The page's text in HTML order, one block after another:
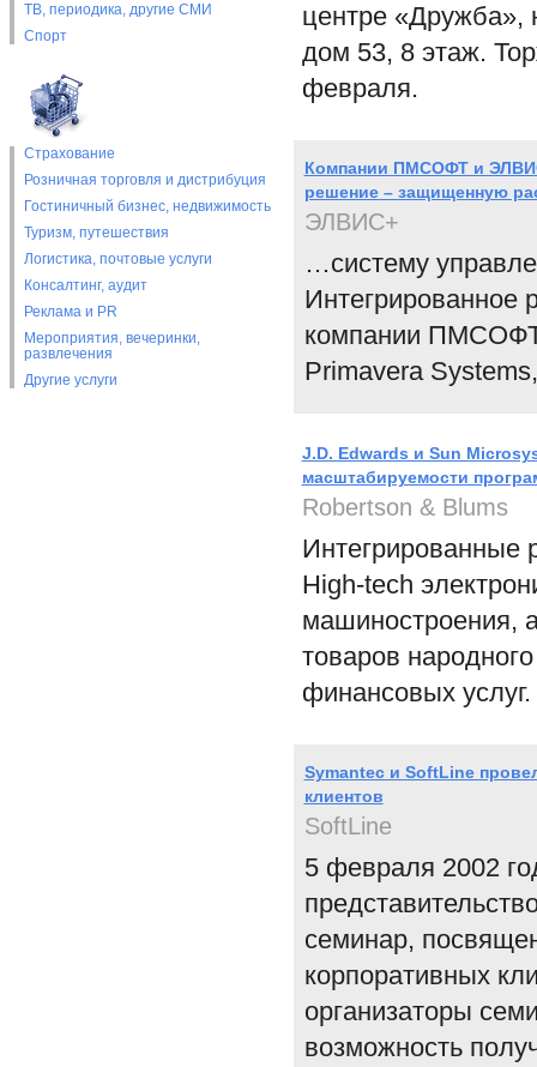
ТВ, периодика, другие СМИ
Спорт
Страхование
Розничная торговля и дистрибуция
Гостиничный бизнес, недвижимость
Туризм, путешествия
Логистика, почтовые услуги
Консалтинг, аудит
Реклама и PR
Мероприятия, вечеринки,
развлечения
Другие услуги
центре «Дружба»,
дом 53, 8 этаж.
февраля.
Компании ПМСОФТ и
решение – защищенную
ЭЛВИС+
…систему
Интегрированное
компании
Primavera
J.D. Edwards и Sun
масштабируемости
Robertson & Blums
Интегрированные
High-tech
машиностроения,
товаров
финансовых услуг.
Symantec и SoftLine
клиентов
SoftLine
5 февраля 2002
семинар,
корпоративных
организаторы
возможность